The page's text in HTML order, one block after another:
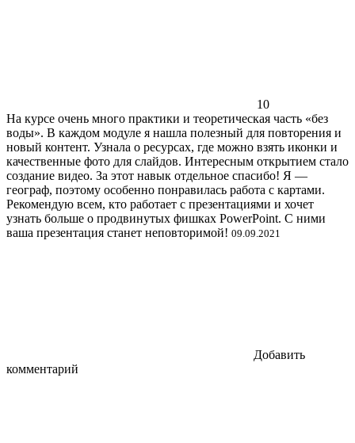
10
На курсе очень много практики и теоретическая часть «без
воды». В каждом модуле я нашла полезный для повторения и
новый контент. Узнала о ресурсах, где можно взять иконки и
качественные фото для слайдов. Интересным открытием стало
создание видео. За этот навык отдельное спасибо! Я —
географ, поэтому особенно понравилась работа с картами.
Рекомендую всем, кто работает с презентациями и хочет
узнать больше о продвинутых фишках PowerPoint. С ними
ваша презентация станет неповторимой! 09.09.2021
Добавить
комментарий